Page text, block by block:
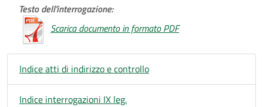
Testo dell'interrogazione:
Scarica documento in formato PDF
Indice atti di indirizzo e controllo
Indice interrogazioni IX leg.